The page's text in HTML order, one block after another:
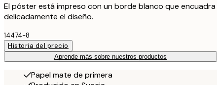
El póster está impreso con un borde blanco que encuadra
delicadamente el diseño.
14474-8
Historia del precio
Aprende más sobre nuestros productos
Papel mate de primera